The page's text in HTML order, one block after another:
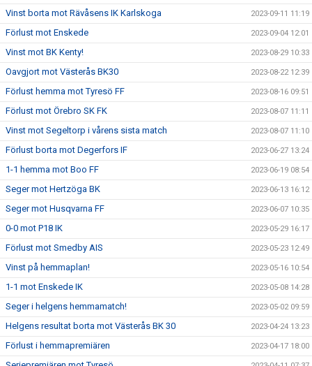
Vinst borta mot Rävåsens IK Karlskoga 2023-09-11 11:19
Förlust mot Enskede 2023-09-04 12:01
Vinst mot BK Kenty! 2023-08-29 10:33
Oavgjort mot Västerås BK30 2023-08-22 12:39
Förlust hemma mot Tyresö FF 2023-08-16 09:51
Förlust mot Örebro SK FK 2023-08-07 11:11
Vinst mot Segeltorp i vårens sista match 2023-08-07 11:10
Förlust borta mot Degerfors IF 2023-06-27 13:24
1-1 hemma mot Boo FF 2023-06-19 08:54
Seger mot Hertzöga BK 2023-06-13 16:12
Seger mot Husqvarna FF 2023-06-07 10:35
0-0 mot P18 IK 2023-05-29 16:17
Förlust mot Smedby AIS 2023-05-23 12:49
Vinst på hemmaplan! 2023-05-16 10:54
1-1 mot Enskede IK 2023-05-08 14:28
Seger i helgens hemmamatch! 2023-05-02 09:59
Helgens resultat borta mot Västerås BK 30 2023-04-24 13:23
Förlust i hemmapremiären 2023-04-17 18:00